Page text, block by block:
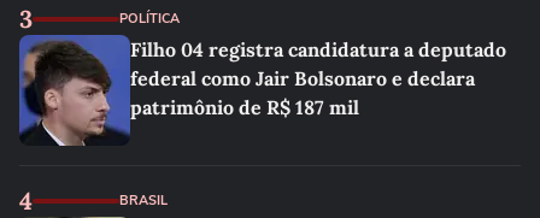
3 POLÍTICA
Filho 04 registra candidatura a deputado
federal como Jair Bolsonaro e declara
patrimônio de R$ 187 mil
4 BRASIL